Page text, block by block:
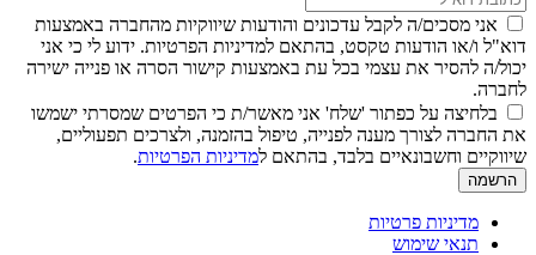
אני מסכים/ה לקבל עדכונים והודעות שיווקיות מהחברה באמצעות
דוא"ל ו/או הודעות טקסט, בהתאם למדיניות הפרטיות. ידוע לי כי אני
יכול/ה להסיר את עצמי בכל עת באמצעות קישור הסרה או פנייה ישירה
לחברה.
בלחיצה על כפתור 'שלח' אני מאשר/ת כי הפרטים שמסרתי ישמשו
את החברה לצורך מענה לפנייה, טיפול בהזמנה, ולצרכים תפעוליים,
שיווקיים וחשבונאיים בלבד, בהתאם למדיניות הפרטיות.
מדיניות פרטיות
תנאי שימוש